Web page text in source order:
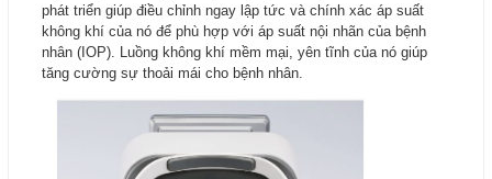
phát triển giúp điều chỉnh ngay lập tức và chính xác áp suất
không khí của nó để phù hợp với áp suất nội nhãn của bệnh
nhân (IOP). Luồng không khí mềm mại, yên tĩnh của nó giúp
tăng cường sự thoải mái cho bệnh nhân.